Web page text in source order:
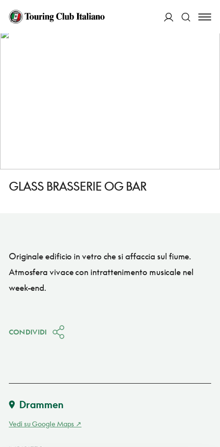
HOME
GLASS BRASSERIE OG BAR
GLASS BRASSERIE OG BAR
Originale edificio in vetro che si affaccia sul fiume.
Atmosfera vivace con intrattenimento musicale nel
week-end.
CONDIVIDI
Drammen
Vedi su Google Maps